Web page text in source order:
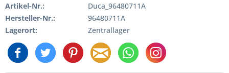
Artikel-Nr.:
Duca_96480711A
Hersteller-Nr.:
96480711A
Lagerort:
Zentrallager